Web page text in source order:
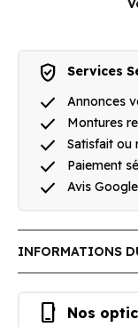
verified_user Services
done Annonces
done Montures
done Satisfait ou
done Paiement
done Avis Google
INFORMATIONS
phone_iphone Nos